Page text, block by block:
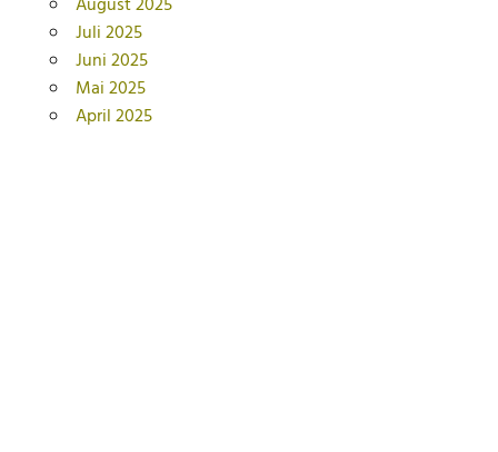
August 2025
Juli 2025
Juni 2025
Mai 2025
April 2025